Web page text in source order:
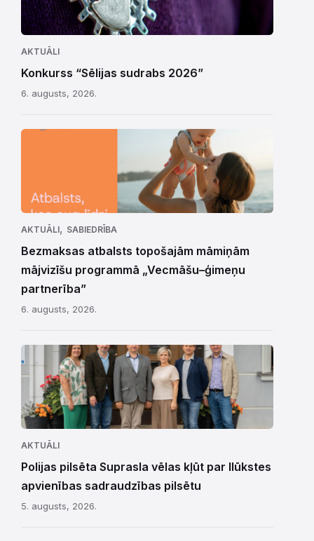
AKTUĀLI
Konkurss “Sēlijas sudrabs 2026”
6. augusts, 2026.
AKTUĀLI, SABIEDRĪBA
Bezmaksas atbalsts topošajām māmiņām
mājvizīšu programmā „Vecmāšu–ģimeņu
partnerība”
6. augusts, 2026.
AKTUĀLI
Polijas pilsēta Suprasla vēlas kļūt par Ilūkstes
apvienības sadraudzības pilsētu
5. augusts, 2026.